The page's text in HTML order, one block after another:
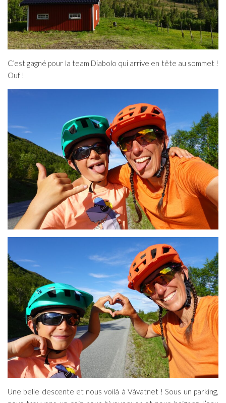
C’est gagné pour la team Diabolo qui arrive en tête au sommet !
Ouf !
Une belle descente et nous voilà à Våvatnet ! Sous un parking,